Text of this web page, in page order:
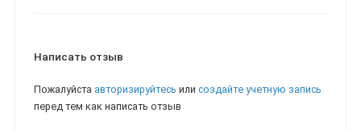
Написать отзыв
Пожалуйста авторизируйтесь или создайте учетную запись
перед тем как написать отзыв